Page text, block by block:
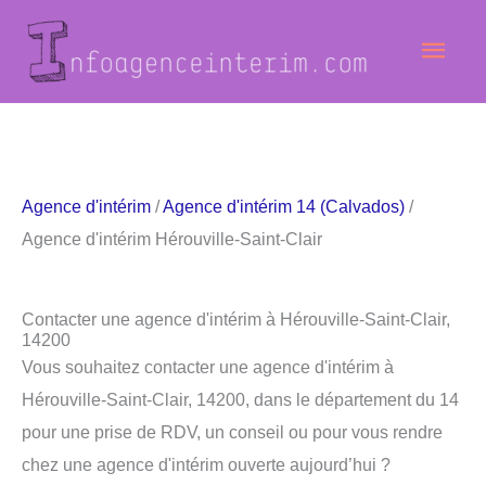
contenu
Agence d'intérim /Agence d'intérim 14 (Calvados) /
Agence d'intérim Hérouville-Saint-Clair
Contacter une agence d'intérim à Hérouville-Saint-Clair,
14200
Vous souhaitez contacter une agence d'intérim à
Hérouville-Saint-Clair, 14200, dans le département du 14
pour une prise de RDV, un conseil ou pour vous rendre
chez une agence d'intérim ouverte aujourd’hui ?